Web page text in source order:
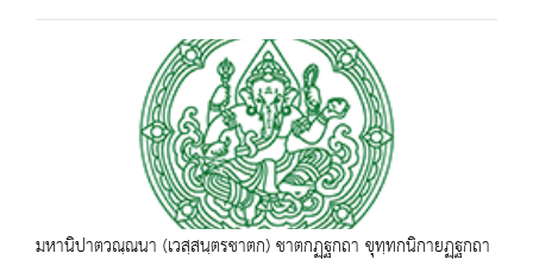
มหานิปาตวณฺณนา (เวสฺสนฺตรชาตก) ชาตกฏฺฐกถา ขุทฺทกนิกายฏฺฐกถา